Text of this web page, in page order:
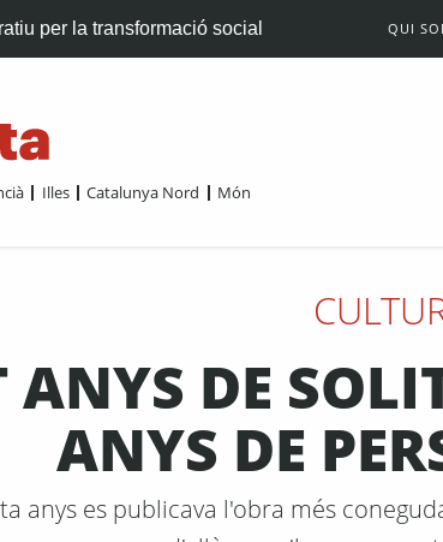
per la transformació social QUI
Illes Catalunya Nord Món
ANYS DE
ANYS DE
anys es publicava l'obra més